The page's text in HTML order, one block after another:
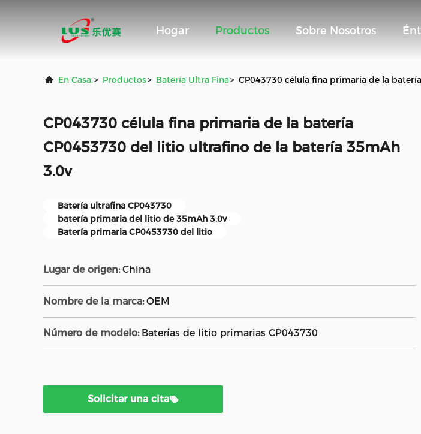
Hogar Productos Sobre Nosotros
En Casa.> Productos> Batería Ultra Fina> CP043730 célula fina primaria de la
CP043730 célula fina primaria de la batería
CP0453730 del litio ultrafino de la batería 35mAh
3.0v
Batería ultrafina CP043730
batería primaria del litio de 35mAh 3.0v
Batería primaria CP0453730 del litio
Lugar de origen: China
Nombre de la marca: OEM
Número de modelo: Baterías de litio primarias CP043730
Solicitar una cita